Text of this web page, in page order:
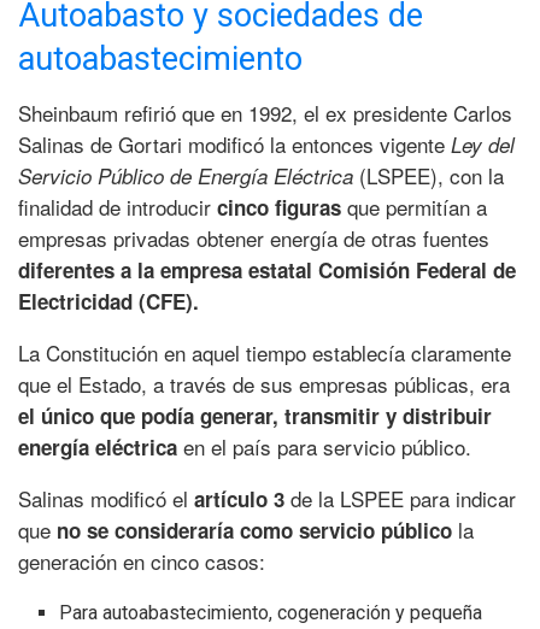
Autoabasto y sociedades de
autoabastecimiento
Sheinbaum refirió que en 1992, el ex presidente Carlos
Salinas de Gortari modificó la entonces vigente Ley del
Servicio Público de Energía Eléctrica (LSPEE), con la
finalidad de introducir cinco figuras que permitían a
empresas privadas obtener energía de otras fuentes
diferentes a la empresa estatal Comisión Federal de
Electricidad (CFE).
La Constitución en aquel tiempo establecía claramente
que el Estado, a través de sus empresas públicas, era
el único que podía generar, transmitir y distribuir
energía eléctrica en el país para servicio público.
Salinas modificó el artículo 3 de la LSPEE para indicar
que no se consideraría como servicio público la
generación en cinco casos:
Para autoabastecimiento, cogeneración y pequeña